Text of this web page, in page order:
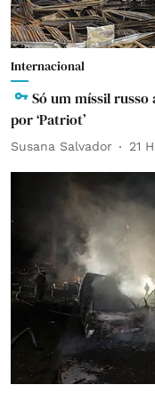
Internacional
Só um míssil russo
por ‘Patriot’
Susana Salvador 21